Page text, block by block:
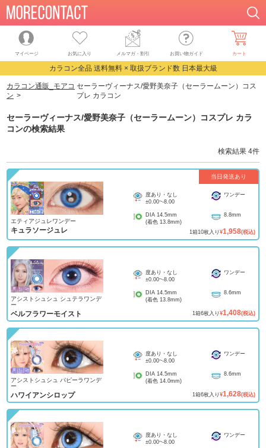
マイページ お気に入り メルマガ・割引 お買い物ガイド カート
カラコン全品 送料無料 × 取扱ブランド数 日本最大級
カラコン通販_モアコ
ン
セーラーヴィーナス/愛野美奈子（セーラームーン）コス
プレ カラコン
セーラーヴィーナス/愛野美奈子（セーラームーン）コスプレ カラ
コンの検索結果
検索結果 4件
当日発送あり
エティアジュレワンデー
キュラソージュレ
度あり・なし
±0.00~-8.00
ワンデー
DIA 14.5mm
(着色 13.8mm)
8.8mm
1箱10枚入り ¥1,958(税込)
アシストシュシュ シュテラワンデ
ー
ベルフラワーモイスト
度あり・なし
±0.00~-8.00
ワンデー
DIA 14.5mm
(着色 13.8mm)
8.6mm
1箱6枚入り ¥1,408(税込)
アシストシュシュ パピーラワンデ
ー
ハワイアンシロップ
度あり・なし
±0.00~-8.00
ワンデー
DIA 14.5mm
(着色 14.0mm)
8.6mm
1箱6枚入り ¥1,628(税込)
度あり・なし
±0.00~-8.00
ワンデー